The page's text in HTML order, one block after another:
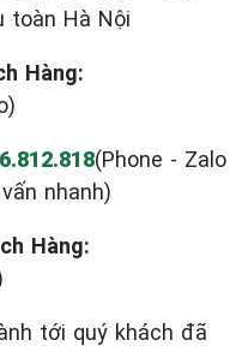
toàn Hà Nội
Hàng:
(Phone - Zalo
nhanh)
Hàng:
tới quý khách đã